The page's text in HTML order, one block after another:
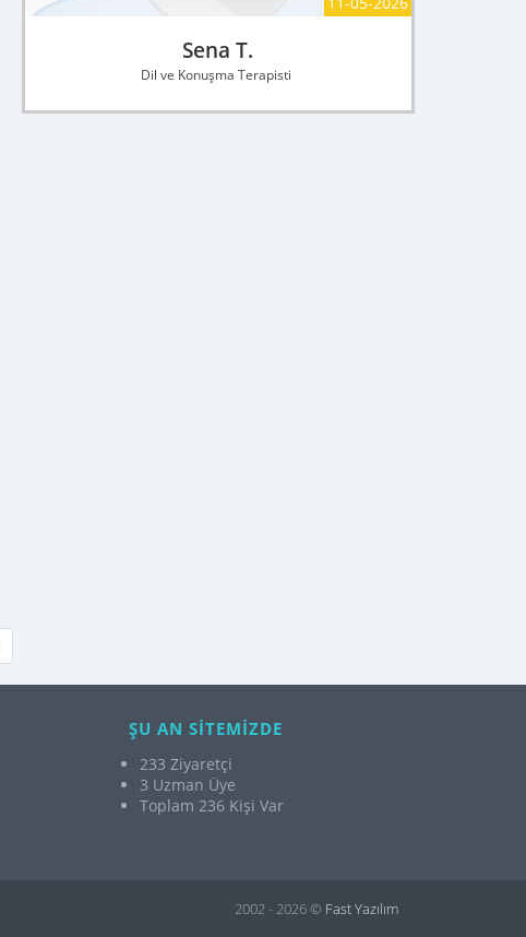
Sena T.
Dil ve Konuşma Terapisti
ŞU AN SİTEMİZDE
233 Ziyaretçi
3 Uzman Üye
Toplam 236 Kişi Var
2002 - 2026 © Fast Yazılım